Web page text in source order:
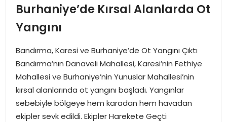
EKONOMI
SIYASET
EĞITIM
YAŞAM
Burhaniye’de Kırsal Alanlarda Ot
Yangını
Bandırma, Karesi ve Burhaniye’de Ot Yangını Çıktı
Bandırma’nın Danaveli Mahallesi, Karesi’nin Fethiye
Mahallesi ve Burhaniye’nin Yunuslar Mahallesi’nin
kırsal alanlarında ot yangını başladı. Yangınlar
sebebiyle bölgeye hem karadan hem havadan
ekipler sevk edildi. Ekipler Harekete Geçti